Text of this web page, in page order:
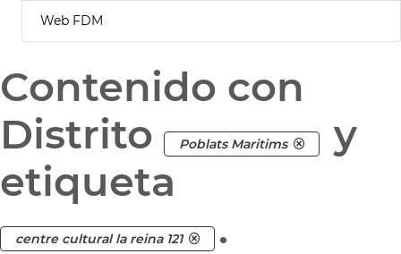
Web FDM
Contenido con
Distrito
Poblats Maritims
y
etiqueta
centre cultural la reina 121 .